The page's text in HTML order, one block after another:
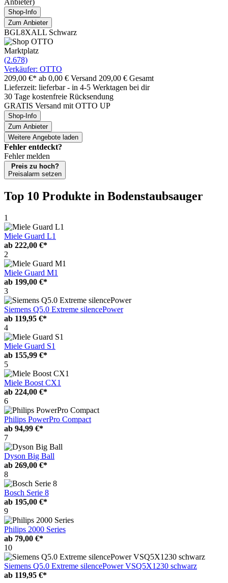
Shop-Info
Zum Anbieter
BGL8XALL Schwarz
Marktplatz
(2.678)
Verkäufer: OTTO
209,00 €* ab 0,00 € Versand 209,00 € Gesamt
Lieferzeit: lieferbar - in 4-5 Werktagen bei dir
30 Tage kostenfreie Rücksendung
GRATIS Versand mit OTTO UP
Shop-Info
Zum Anbieter
Weitere Angebote laden
Fehler entdeckt?
Fehler melden
Preis zu hoch?
Preisalarm setzen
Top 10 Produkte in Bodenstaubsauger
1
Miele Guard L1
ab 222,00 €*
2
Miele Guard M1
ab 199,00 €*
3
Siemens Q5.0 Extreme silencePower
ab 119,95 €*
4
Miele Guard S1
ab 155,99 €*
5
Miele Boost CX1
ab 224,00 €*
6
Philips PowerPro Compact
ab 94,99 €*
7
Dyson Big Ball
ab 269,00 €*
8
Bosch Serie 8
ab 195,00 €*
9
Philips 2000 Series
ab 79,00 €*
10
Siemens Q5.0 Extreme silencePower VSQ5X1230 schwarz
ab 119,95 €*